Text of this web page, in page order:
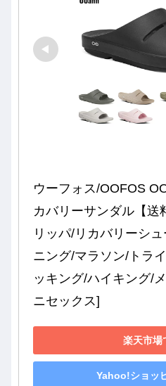
ウーフォス/OOFOS
カバリーサンダル【送
リッパ/リカバリーシ
ニング/マラソン/トラ
ッキング/ハイキング/
ニセックス]
楽天市場
Yahoo!ショッ